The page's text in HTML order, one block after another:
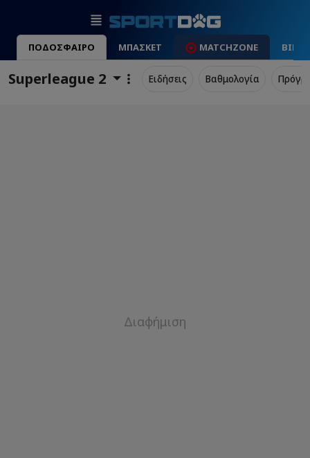
ΠΟΔΟΣΦΑΙΡΟ ΜΠΑΣΚΕΤ MATCHZONE
Superleague 2 Ειδήσεις Βαθμολογία